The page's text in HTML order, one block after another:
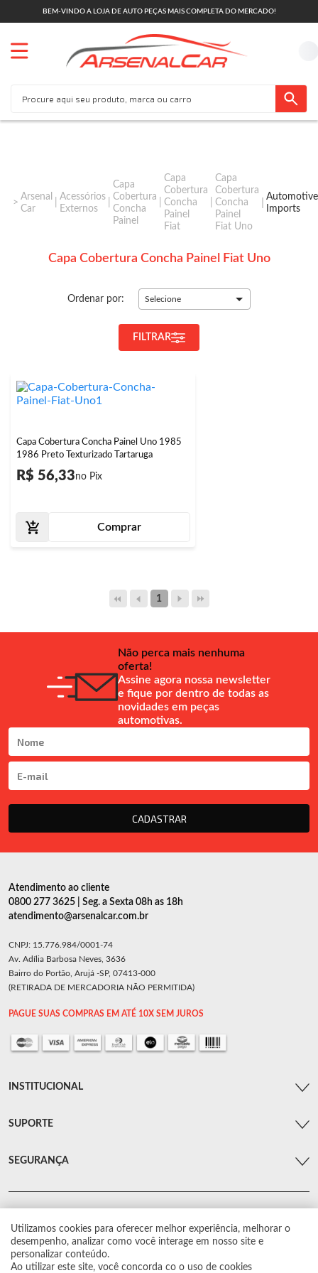
BEM-VINDO A LOJA DE AUTO PEÇAS MAIS COMPLETA DO MERCADO!
Arsenal
Car
Acessórios
Externos
Capa
Cobertura
Concha
Painel
Capa
Cobertura
Concha
Painel
Fiat
Capa
Cobertura
Concha
Painel
Fiat Uno
Automotive
Imports
Capa Cobertura Concha Painel Fiat Uno
Ordenar por: Selecione
FILTRAR
Capa Cobertura Concha Painel Uno 1985
1986 Preto Texturizado Tartaruga
R$ 56,33
Comprar
1
Não perca mais nenhuma
oferta!
Assine agora nossa newsletter
e fique por dentro de todas as
novidades em peças
automotivas.
CADASTRAR
Utilizamos cookies para oferecer melhor experiência, melhorar o
desempenho, analizar como você interage em nosso site e
personalizar conteúdo.
Ao utilizar este site, você concorda co o uso de cookies
Atendimento ao cliente
0800 277 3625 | Seg. a Sexta 08h as 18h
atendimento@arsenalcar.com.br
CNPJ: 15.776.984/0001-74
Av. Adília Barbosa Neves, 3636
Bairro do Portão, Arujá -SP, 07413-000
(RETIRADA DE MERCADORIA NÃO PERMITIDA)
PAGUE SUAS COMPRAS EM ATÉ 10X SEM JUROS
INSTITUCIONAL
SUPORTE
SEGURANÇA
© Arsenal Car. Todos os direitos reservados.
Proibida reprodução total ou parcial. Preços e estoque sujeito a alterações sem
aviso prévio.